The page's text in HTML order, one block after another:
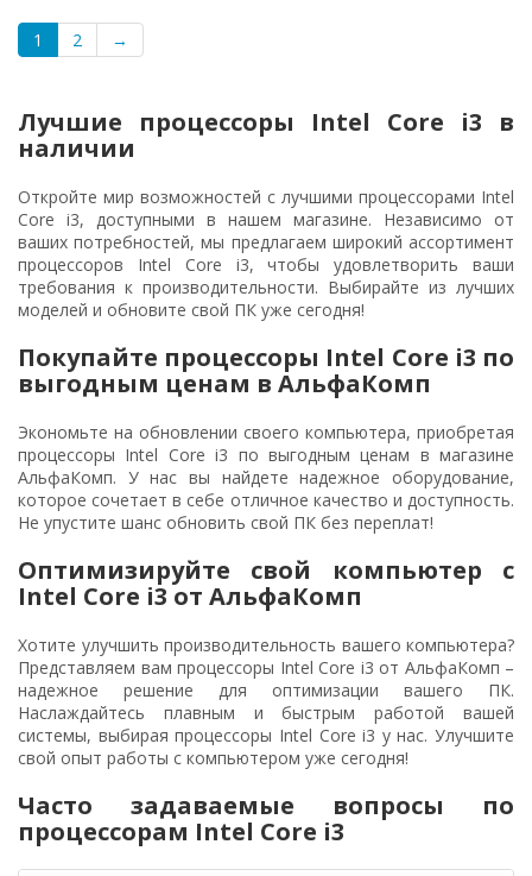
1 2 →
Лучшие процессоры Intel Core i3 в
наличии
Откройте мир возможностей с лучшими процессорами Intel
Core i3, доступными в нашем магазине. Независимо от
ваших потребностей, мы предлагаем широкий ассортимент
процессоров Intel Core i3, чтобы удовлетворить ваши
требования к производительности. Выбирайте из лучших
моделей и обновите свой ПК уже сегодня!
Покупайте процессоры Intel Core i3 по
выгодным ценам в АльфаКомп
Экономьте на обновлении своего компьютера, приобретая
процессоры Intel Core i3 по выгодным ценам в магазине
АльфаКомп. У нас вы найдете надежное оборудование,
которое сочетает в себе отличное качество и доступность.
Не упустите шанс обновить свой ПК без переплат!
Оптимизируйте свой компьютер с
Intel Core i3 от АльфаКомп
Хотите улучшить производительность вашего компьютера?
Представляем вам процессоры Intel Core i3 от АльфаКомп –
надежное решение для оптимизации вашего ПК.
Наслаждайтесь плавным и быстрым работой вашей
системы, выбирая процессоры Intel Core i3 у нас. Улучшите
свой опыт работы с компьютером уже сегодня!
Часто задаваемые вопросы по
процессорам Intel Core i3